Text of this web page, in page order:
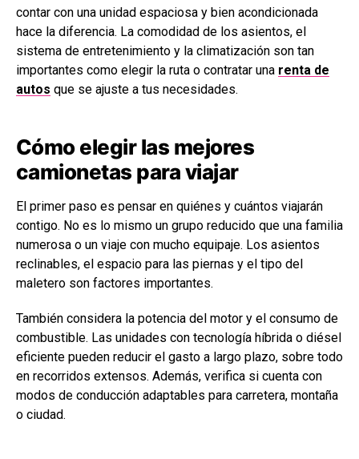
contar con una unidad espaciosa y bien acondicionada
hace la diferencia. La comodidad de los asientos, el
sistema de entretenimiento y la climatización son tan
importantes como elegir la ruta o contratar una renta de
autos que se ajuste a tus necesidades.
Cómo elegir las mejores
camionetas para viajar
El primer paso es pensar en quiénes y cuántos viajarán
contigo. No es lo mismo un grupo reducido que una familia
numerosa o un viaje con mucho equipaje. Los asientos
reclinables, el espacio para las piernas y el tipo del
maletero son factores importantes.
También considera la potencia del motor y el consumo de
combustible. Las unidades con tecnología híbrida o diésel
eficiente pueden reducir el gasto a largo plazo, sobre todo
en recorridos extensos. Además, verifica si cuenta con
modos de conducción adaptables para carretera, montaña
o ciudad.